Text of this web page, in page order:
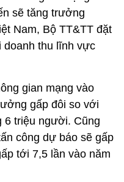
sẽ tăng trưởng
Nam, Bộ TT&TT đặt
doanh thu lĩnh vực
gian mạng vào
gấp đôi so với
6 triệu người. Cũng
công dự báo sẽ gấp
tới 7,5 lần vào năm